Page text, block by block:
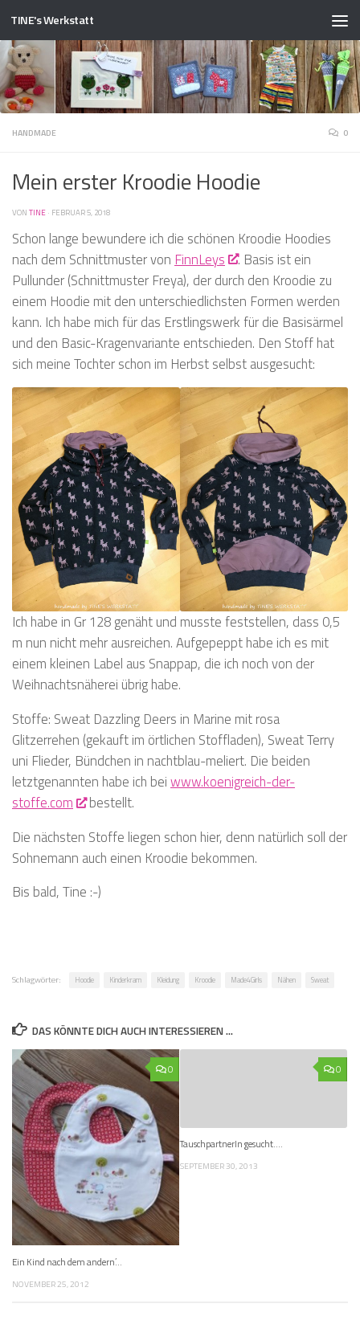
Zum Inhalt springen
TINE's Werkstatt
HANDMADE 0
Mein erster Kroodie Hoodie
VON TINE · FEBRUAR 5, 2018
Schon lange bewundere ich die schönen Kroodie Hoodies
nach dem Schnittmuster von FinnLeys
. Basis ist ein
Pullunder (Schnittmuster Freya), der durch den Kroodie zu
einem Hoodie mit den unterschiedlichsten Formen werden
kann. Ich habe mich für das Erstlingswerk für die Basisärmel
und den Basic-Kragenvariante entschieden. Den Stoff hat
sich meine Tochter schon im Herbst selbst ausgesucht:
Ich habe in Gr 128 genäht und musste feststellen, dass 0,5
m nun nicht mehr ausreichen. Aufgepeppt habe ich es mit
einem kleinen Label aus Snappap, die ich noch von der
Weihnachtsnäherei übrig habe.
Stoffe: Sweat Dazzling Deers in Marine mit rosa
Glitzerrehen (gekauft im örtlichen Stoffladen), Sweat Terry
uni Flieder, Bündchen in nachtblau-meliert. Die beiden
letztgenannten habe ich bei www.koenigreich-der-
stoffe.com
bestellt.
Die nächsten Stoffe liegen schon hier, denn natürlich soll der
Sohnemann auch einen Kroodie bekommen.
Bis bald, Tine :-)
Schlagwörter: Hoodie Kinderkram Kleidung Kroodie Made4Girls Nähen Sweat
DAS KÖNNTE DICH AUCH INTERESSIEREN …
0
Ein Kind nach dem andern’…
NOVEMBER 25, 2012
0
TauschpartnerIn gesucht….
SEPTEMBER 30, 2013